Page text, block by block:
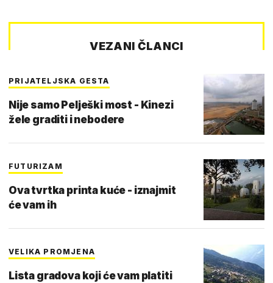
VEZANI ČLANCI
PRIJATELJSKA GESTA
Nije samo Pelješki most - Kinezi
žele graditi i nebodere
FUTURIZAM
Ova tvrtka printa kuće - iznajmit
će vam ih
VELIKA PROMJENA
Lista gradova koji će vam platiti